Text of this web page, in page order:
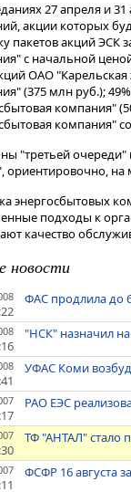
27 апреля и
акции которых
пакетов акций ЭСК
с начальной
ОАО
(375 млн руб.);
компания"
компания"
"третьей очереди"
ориентировочно, на
энергосбытовых
подходы к
качество
новости
ФАС продлила до
"НСК" назначил
УФАС Коми
РАО ЕЭС
ТФ "АНТАЛ" стало
ФСФР 16 августа